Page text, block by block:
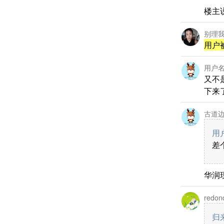
楼主
别理
用户
用户
又不
下来
古道
用
差
华润
归